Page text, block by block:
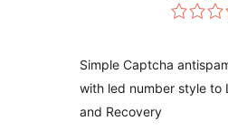
Simple Captcha
with led number style to
and Recovery